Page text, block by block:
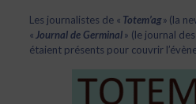
Les journalistes de « Totem’ag» (la
« Journal de Germinal» (le journal
étaient présents pour couvrir